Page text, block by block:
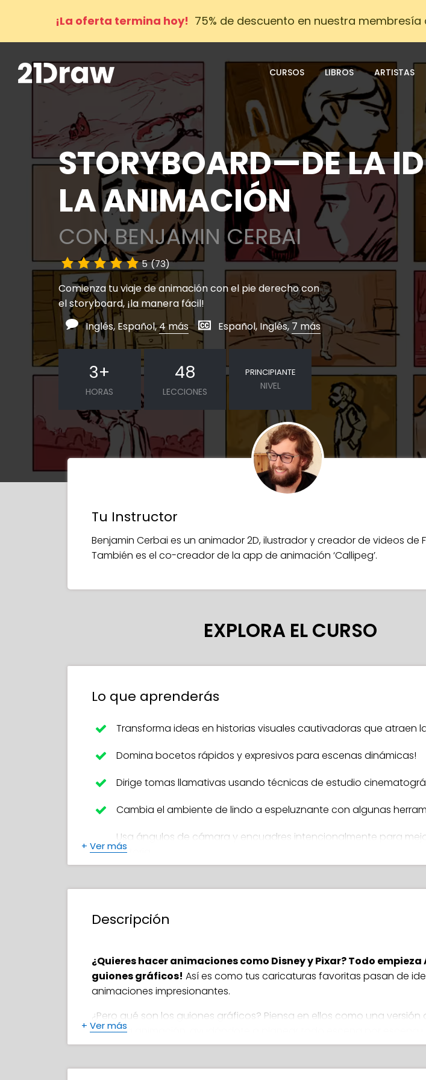
¡La oferta termina hoy! 75% de descuento en nuestra
CURSOS LIBROS ARTISTAS
STORYBOARD—DE LA
LA ANIMACIÓN
CON BENJAMIN CERBAI
5 (73)
Comienza tu viaje de animación con el pie derecho con
el storyboard, ¡la manera fácil!
Inglés, Español,4 más Español, Inglés, 7 más
3+
HORAS
48
LECCIONES
PRINCIPIANTE
NIVEL
Tu Instructor
Benjamin Cerbai es un animador 2D, ilustrador y creador de videos de
También es el co-creador de la app de animación ‘Callipeg’.
EXPLORA EL CURSO
Lo que aprenderás
Transforma ideas en historias visuales cautivadoras que atraen
Domina bocetos rápidos y expresivos para escenas dinámicas!
Dirige tomas llamativas usando técnicas de estudio
Cambia el ambiente de lindo a espeluznante con algunas
Usa ángulos de cámara y encuadres intencionalmente para
historia
Evita errores de novato que desperdician tiempo y matan tu
minutos
Aplica técnicas profesionales a tus propios proyectos
Emplea trucos cinematográficos para controlar la emoción y la
Añade profundidad y drama a tus escenas usando sombreado
+ Ver más
Descripción
¿Quieres hacer animaciones como Disney y Pixar? Todo empieza
guiones gráficos! Así es como tus caricaturas favoritas pasan de
animaciones impresionantes.
¿Pero qué son los guiones gráficos? Piensa en ellos como una
tu futura animación, ayudándote a planear todo escena por escena
dibujos preliminares. ¡Es un paso esencial y una herramienta poderosa!
¡Los mejores animadores del mundo no pueden hacer grandes
+ Ver más